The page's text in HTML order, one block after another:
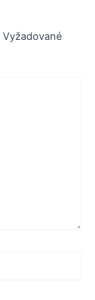
Vyžadované